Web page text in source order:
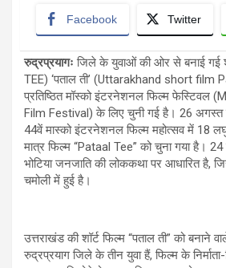
Facebook Twitter
रुद्रप्रयागः जिले के युवाओं की ओर से बनाई गई
TEE) ‘पताल ती’ (Uttarakhand short film
प्रतिष्ठित मॉस्को इंटरनेशनल फिल्म फेस्टिवल
Film Festival) के लिए चुनी गई है। 26
44वें मास्को इंटरनेशनल फिल्म महोत्सव में 18
मात्र फिल्म “Pataal Tee” को चुना गया है।
भोटिया जनजाति की लोककथा पर आधारित है,
चमोली में हुई है।
उत्तराखंड की शॉर्ट फिल्म “पताल ती” को बनाने
रुद्रप्रयाग जिले के तीन युवा हैं, फिल्म के